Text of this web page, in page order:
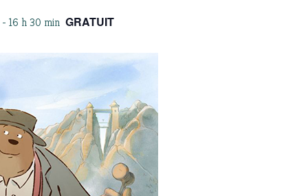
- 16 h 30 min GRATUIT